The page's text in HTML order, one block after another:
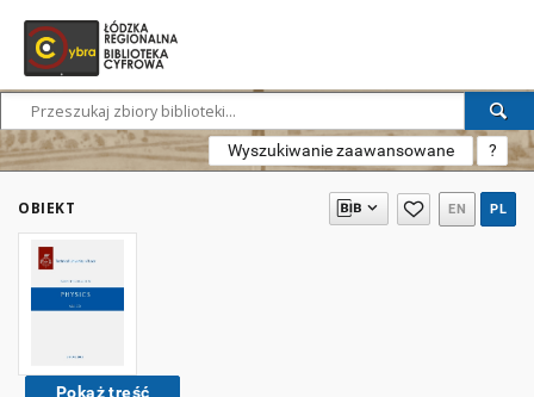
Wyszukiwanie zaawansowane ?
OBIEKT EN PL
Pokaż treść